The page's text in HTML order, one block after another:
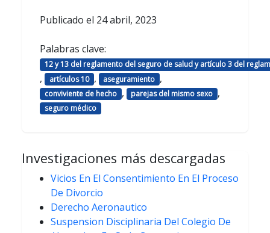
Publicado el 24 abril, 2023
Palabras clave:
12 y 13 del reglamento del seguro de salud y artículo 3 del
, artículos 10 , aseguramiento ,
conviviente de hecho , parejas del mismo sexo ,
seguro médico
Investigaciones más descargadas
Vicios En El Consentimiento En El Proceso
De Divorcio
Derecho Aeronautico
Suspension Disciplinaria Del Colegio De